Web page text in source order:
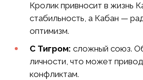
Кролик привносит в жизнь
стабильность, а Кабан —
оптимизм.
С Тигром: сложный союз.
личности, что может
конфликтам.